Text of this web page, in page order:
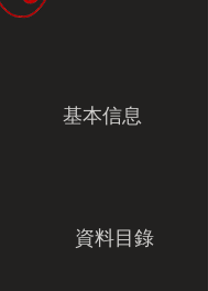
基本信息
資料目錄